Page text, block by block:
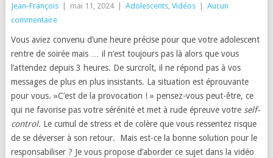
Jean-François mai 11, 2024 Adolescents, Vidéos
Aucun
commentaire
Vous aviez convenu d’une heure précise pour que votre adolescent
rentre de soirée mais … il n’est toujours pas là alors que vous
l’attendez depuis 3 heures. De surcroît, il ne répond pas à vos
messages de plus en plus insistants. La situation est éprouvante
pour vous. »C’est de la provocation ! » pensez-vous peut-être, ce
qui ne favorise pas votre sérénité et met à rude épreuve votre self-
control. Le cumul de stress et de colère que vous ressentez risque
de se déverser à son retour. Mais est-ce la bonne solution pour le
responsabiliser ? Je vous propose d’aborder ce sujet dans la vidéo